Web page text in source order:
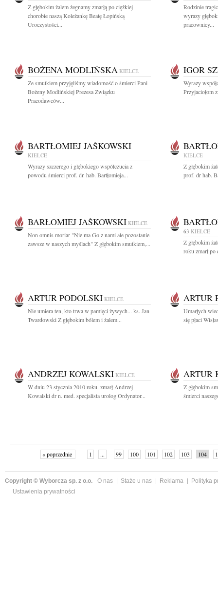
Z głębokim żalem żegnamy zmarłą po ciężkiej
chorobie naszą Koleżankę Beatę Łopińską
Uroczystości...
Rodzinie
wyrazy
pracownicy...
BOŻENA MODLIŃSKA KIELCE
Ze smutkiem przyjęliśmy wiadomość o śmierci Pani
Bożeny Modlińskiej Prezesa Związku
Pracodawców...
IGOR
Wyrazy
Przyjaciołom
BARTŁOMIEJ JAŚKOWSKI
KIELCE
Wyrazy szczerego i głębokiego współczucia z
powodu śmierci prof. dr. hab. Bartłomieja...
KIELCE
Z głębokim
prof. dr hab.
BARŁOMIEJ JAŚKOWSKI KIELCE
Non omnis moriar "Nie ma Go z nami ale pozostanie
zawsze w naszych myślach" Z głębokim smutkiem,...
63 KIELCE
Z głębokim
roku zmarł po
ARTUR PODOLSKI KIELCE
Nie umiera ten, kto trwa w pamięci żywych... ks. Jan
Twardowski Z głębokim bólem i żalem...
ARTUR
Umarłych
się płaci
ANDRZEJ KOWALSKI KIELCE
W dniu 23 stycznia 2010 roku. zmarł Andrzej
Kowalski dr n. med. specjalista urolog Ordynator...
ARTUR
Z głębokim
śmierci
« poprzednie 1 ... 99 100 101 102 103 104
Copyright © Wyborcza sp. z o.o. O nas Staże u nas Reklama
Polityka
Ustawienia prywatności